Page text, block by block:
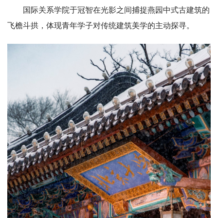
国际关系学院于冠智在光影之间捕捉燕园中式古建筑的
飞檐斗拱，体现青年学子对传统建筑美学的主动探寻。